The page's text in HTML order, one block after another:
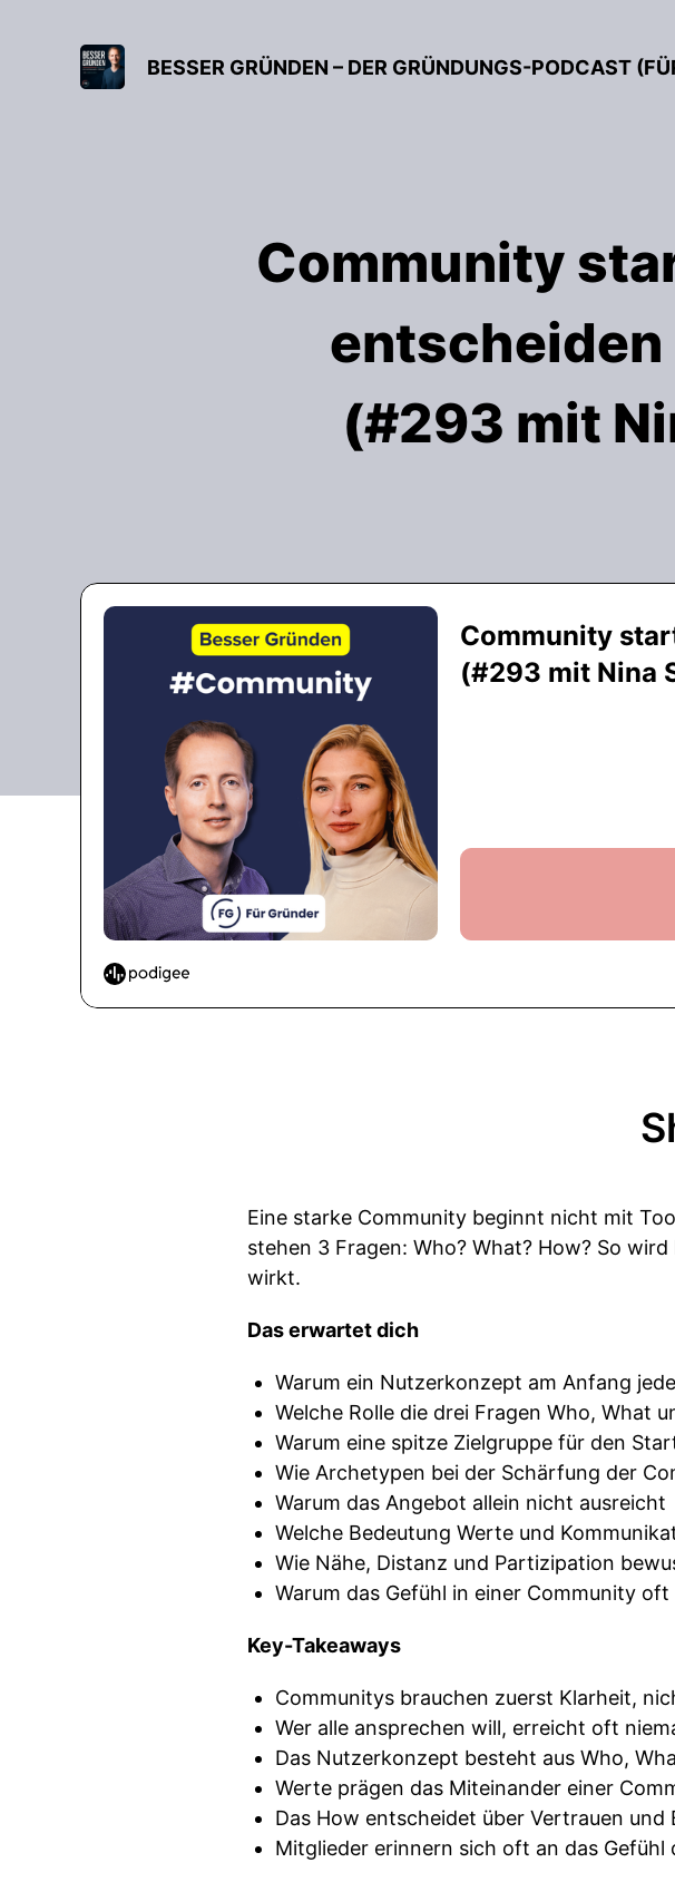
Community
entscheiden
(#293 mit
Eine starke Community beginnt nicht mit
stehen 3 Fragen: Who? What? How? So
wirkt.
Das erwartet dich
Warum ein Nutzerkonzept am Anfang
Welche Rolle die drei Fragen Who, What
Warum eine spitze Zielgruppe für den
Wie Archetypen bei der Schärfung der
Warum das Angebot allein nicht ausreicht
Welche Bedeutung Werte und
Wie Nähe, Distanz und Partizipation
Warum das Gefühl in einer Community
Key-Takeaways
Communitys brauchen zuerst Klarheit,
Wer alle ansprechen will, erreicht oft
Das Nutzerkonzept besteht aus Who,
Werte prägen das Miteinander einer
Das How entscheidet über Vertrauen und
Mitglieder erinnern sich oft an das Gefühl